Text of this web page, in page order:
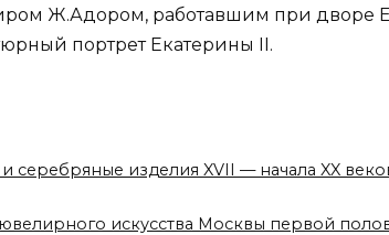
Ж.Адором, работавшим при дворе
портрет Екатерины II.
и серебряные изделия XVII — начала XX
искусства Москвы первой